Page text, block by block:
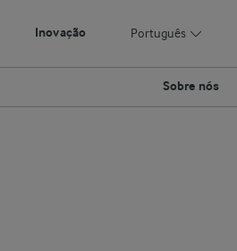
Inovação Português
Sobre nós